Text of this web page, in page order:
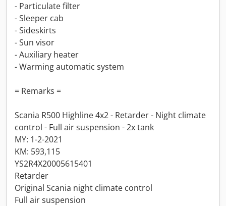
- Particulate filter
- Sleeper cab
- Sideskirts
- Sun visor
- Auxiliary heater
- Warming automatic system
= Remarks =
Scania R500 Highline 4x2 - Retarder - Night climate
control - Full air suspension - 2x tank
MY: 1-2-2021
KM: 593,115
YS2R4X20005615401
Retarder
Original Scania night climate control
Full air suspension